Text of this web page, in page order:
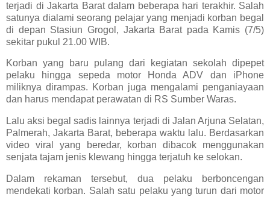
terjadi di Jakarta Barat dalam beberapa hari terakhir. Salah
satunya dialami seorang pelajar yang menjadi korban begal
di depan Stasiun Grogol, Jakarta Barat pada Kamis (7/5)
sekitar pukul 21.00 WIB.
Korban yang baru pulang dari kegiatan sekolah dipepet
pelaku hingga sepeda motor Honda ADV dan iPhone
miliknya dirampas. Korban juga mengalami penganiayaan
dan harus mendapat perawatan di RS Sumber Waras.
Lalu aksi begal sadis lainnya terjadi di Jalan Arjuna Selatan,
Palmerah, Jakarta Barat, beberapa waktu lalu. Berdasarkan
video viral yang beredar, korban dibacok menggunakan
senjata tajam jenis klewang hingga terjatuh ke selokan.
Dalam rekaman tersebut, dua pelaku berboncengan
mendekati korban. Salah satu pelaku yang turun dari motor